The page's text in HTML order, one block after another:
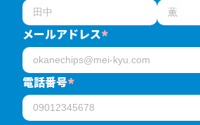
メールアドレス*
電話番号*